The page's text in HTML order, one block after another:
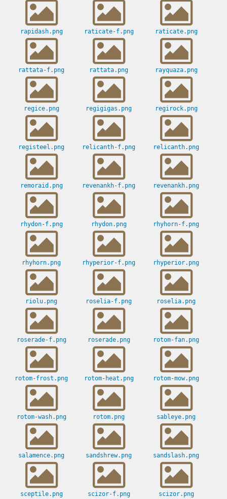
rapidash.png raticate-f.png raticate.png
rattata-f.png rattata.png rayquaza.png
regice.png regigigas.png regirock.png
registeel.png relicanth-f.png relicanth.png
remoraid.png revenankh-f.png revenankh.png
rhydon-f.png rhydon.png rhyhorn-f.png
rhyhorn.png rhyperior-f.png rhyperior.png
riolu.png roselia-f.png roselia.png
roserade-f.png roserade.png rotom-fan.png
rotom-frost.png rotom-heat.png rotom-mow.png
rotom-wash.png rotom.png sableye.png
salamence.png sandshrew.png sandslash.png
sceptile.png scizor-f.png scizor.png